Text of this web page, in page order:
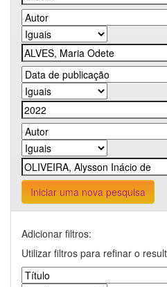
Iniciar uma nova pesquisa
Adicionar filtros:
Utilizar filtros para refinar o